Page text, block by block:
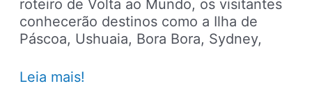
roteiro de Volta ao Mundo, os visitantes
conhecerão destinos como a Ilha de
Páscoa, Ushuaia, Bora Bora, Sydney,
Cruzeiro
Leia mais!